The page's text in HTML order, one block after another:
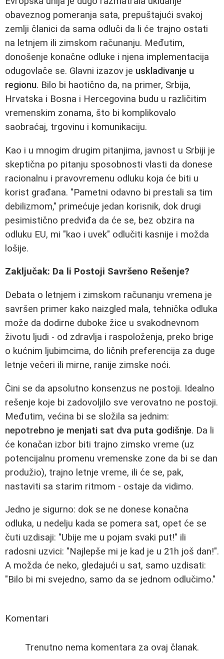
obaveznog pomeranja sata, prepuštajući svakoj
zemlji članici da sama odluči da li će trajno ostati
na letnjem ili zimskom računanju. Međutim,
donošenje konačne odluke i njena implementacija
odugovlače se. Glavni izazov je uskladivanje u
regionu. Bilo bi haotično da, na primer, Srbija,
Hrvatska i Bosna i Hercegovina budu u različitim
vremenskim zonama, što bi komplikovalo
saobraćaj, trgovinu i komunikaciju.
Kao i u mnogim drugim pitanjima, javnost u Srbiji je
skeptična po pitanju sposobnosti vlasti da donese
racionalnu i pravovremenu odluku koja će biti u
korist građana. "Pametni odavno bi prestali sa tim
debilizmom," primećuje jedan korisnik, dok drugi
pesimistično predviđa da će se, bez obzira na
odluku EU, mi "kao i uvek" odlučiti kasnije i možda
lošije.
Zaključak: Da li Postoji Savršeno Rešenje?
Debata o letnjem i zimskom računanju vremena je
savršen primer kako naizgled mala, tehnička odluka
može da dodirne duboke žice u svakodnevnom
životu ljudi - od zdravlja i raspoloženja, preko brige
o kućnim ljubimcima, do ličnih preferencija za duge
letnje večeri ili mirne, ranije zimske noći.
Čini se da apsolutno konsenzus ne postoji. Idealno
rešenje koje bi zadovoljilo sve verovatno ne postoji.
Međutim, većina bi se složila sa jednim:
nepotrebno je menjati sat dva puta godišnje. Da li
će konačan izbor biti trajno zimsko vreme (uz
potencijalnu promenu vremenske zone da bi se dan
produžio), trajno letnje vreme, ili će se, pak,
nastaviti sa starim ritmom - ostaje da vidimo.
Jedno je sigurno: dok se ne donese konačna
odluka, u nedelju kada se pomera sat, opet će se
čuti uzdisaji: "Ubije me u pojam svaki put!" ili
radosni uzvici: "Najlepše mi je kad je u 21h još dan!".
A možda će neko, gledajući u sat, samo uzdisati:
"Bilo bi mi svejedno, samo da se jednom odlučimo."
Komentari
Trenutno nema komentara za ovaj članak.